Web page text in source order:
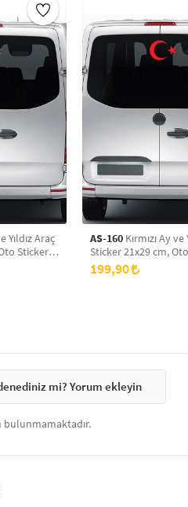
Yıldız Araç
Sticker,
AS-160 Kırmızı Ay ve
Sticker 21x29 cm,
Araba Sticker
199,90
mi? Yorum ekleyin